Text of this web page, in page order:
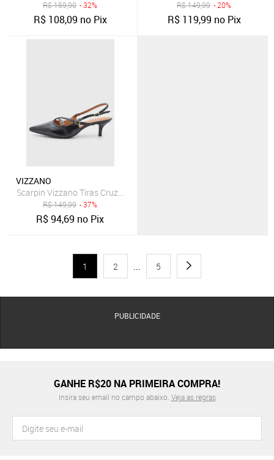
R$159,90 - 32%
R$ 108,09 no Pix
R$149,99 - 20%
R$ 119,99 no Pix
VIZZANO
Scarpin Vizzano Tiras Cruzadas Preto
R$149,99 - 37%
R$94,69 no Pix
1 2 ... 5
PUBLICIDADE
GANHE R$20 NA PRIMEIRA COMPRA!
Insira seu email no campo abaixo. Veja as regras